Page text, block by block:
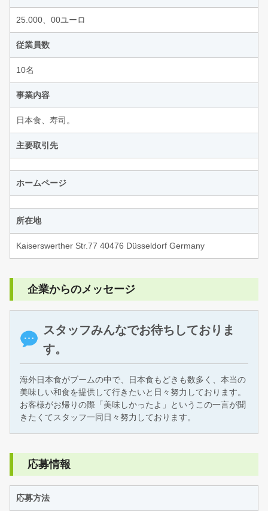
25.000、00ユーロ
従業員数
10名
事業内容
日本食、寿司。
主要取引先
ホームページ
所在地
Kaiserswerther Str.77 40476 Düsseldorf Germany
企業からのメッセージ
スタッフみんなでお待ちしておりま
す。
海外日本食がブームの中で、日本食もどきも数多く、本当の
美味しい和食を提供して行きたいと日々努力しております。
お客様がお帰りの際「美味しかったよ」というこの一言が聞
きたくてスタッフ一同日々努力しております。
応募情報
応募方法